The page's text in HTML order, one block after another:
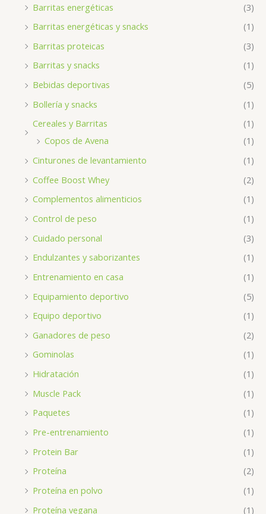
Barritas energéticas
(3)
Barritas energéticas y snacks
(1)
Barritas proteicas
(3)
Barritas y snacks
(1)
Bebidas deportivas
(5)
Bollería y snacks
(1)
Cereales y Barritas
(1)
Copos de Avena
(1)
Cinturones de levantamiento
(1)
Coffee Boost Whey
(2)
Complementos alimenticios
(1)
Control de peso
(1)
Cuidado personal
(3)
Endulzantes y saborizantes
(1)
Entrenamiento en casa
(1)
Equipamiento deportivo
(5)
Equipo deportivo
(1)
Ganadores de peso
(2)
Gominolas
(1)
Hidratación
(1)
Muscle Pack
(1)
Paquetes
(1)
Pre-entrenamiento
(1)
Protein Bar
(1)
Proteína
(2)
Proteína en polvo
(1)
Proteína vegana
(1)